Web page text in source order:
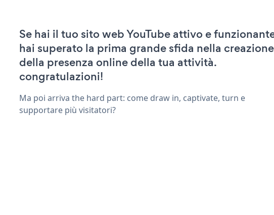
Se hai il tuo sito web YouTube attivo e
hai superato la prima grande sfida nella creazione
della presenza online della tua attività.
congratulazioni!
Ma poi arriva the hard part: come draw in, captivate, turn e
supportare più visitatori?